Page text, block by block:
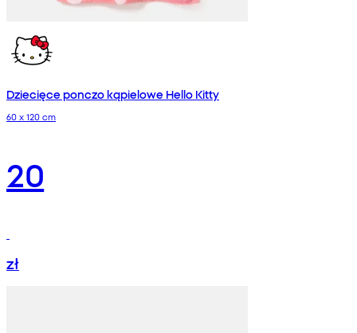
Dziecięce ponczo kąpielowe Hello Kitty
60 x 120 cm
20
zł